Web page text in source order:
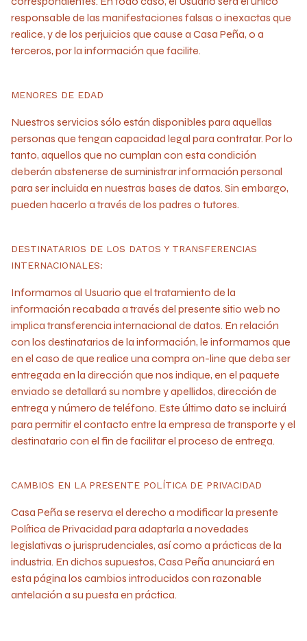
responsable de las manifestaciones falsas o inexactas que
realice, y de los perjuicios que cause a Casa Peña, o a
terceros, por la información que facilite.
MENORES DE EDAD
Nuestros servicios sólo están disponibles para aquellas
personas que tengan capacidad legal para contratar. Por lo
tanto, aquellos que no cumplan con esta condición
deberán abstenerse de suministrar información personal
para ser incluida en nuestras bases de datos. Sin embargo,
pueden hacerlo a través de los padres o tutores.
DESTINATARIOS DE LOS DATOS Y TRANSFERENCIAS
INTERNACIONALES:
Informamos al Usuario que el tratamiento de la
información recabada a través del presente sitio web no
implica transferencia internacional de datos. En relación
con los destinatarios de la información, le informamos que
en el caso de que realice una compra on-line que deba ser
entregada en la dirección que nos indique, en el paquete
enviado se detallará su nombre y apellidos, dirección de
entrega y número de teléfono. Este último dato se incluirá
para permitir el contacto entre la empresa de transporte y el
destinatario con el fin de facilitar el proceso de entrega.
CAMBIOS EN LA PRESENTE POLÍTICA DE PRIVACIDAD
Casa Peña se reserva el derecho a modificar la presente
Política de Privacidad para adaptarla a novedades
legislativas o jurisprudenciales, así como a prácticas de la
industria. En dichos supuestos, Casa Peña anunciará en
esta página los cambios introducidos con razonable
antelación a su puesta en práctica.